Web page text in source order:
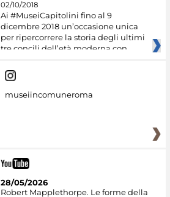
02/10/2018
Ai #MuseiCapitolini fino al 9
dicembre 2018 un’occasione unica
per ripercorrere la storia degli ultimi
tre concili dell’età moderna con
museiincomuneroma
28/05/2026
Robert Mapplethorpe. Le forme della